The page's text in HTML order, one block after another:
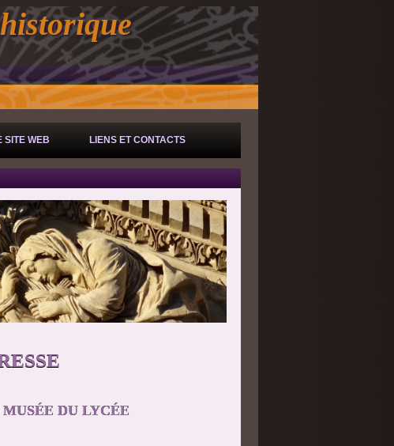
SITE WEB LIENS ET CONTACTS
DU LYCÉE